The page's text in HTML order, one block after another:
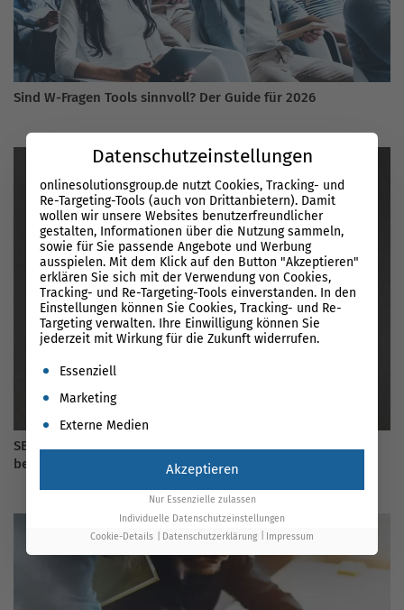
Sind W-Fragen Tools sinnvoll? Der Guide für 2026
SEO vs SEA – die Unterschiede zwischen organischer und
bezahlter Suche
Datenschutzeinstellungen
onlinesolutionsgroup.de nutzt Cookies, Tracking- und
Re-Targeting-Tools (auch von Drittanbietern). Damit
wollen wir unsere Websites benutzerfreundlicher
gestalten, Informationen über die Nutzung sammeln,
sowie für Sie passende Angebote und Werbung
ausspielen. Mit dem Klick auf den Button "Akzeptieren"
erklären Sie sich mit der Verwendung von Cookies,
Tracking- und Re-Targeting-Tools einverstanden. In den
Einstellungen können Sie Cookies, Tracking- und Re-
Targeting verwalten. Ihre Einwilligung können Sie
jederzeit mit Wirkung für die Zukunft widerrufen.
Es folgt eine Liste der Service-Gruppen, für die eine
Essenziell
Marketing
Externe Medien
Akzeptieren
Nur Essenzielle zulassen
Individuelle Datenschutzeinstellungen
Cookie-Details
Datenschutzerklärung Impressum